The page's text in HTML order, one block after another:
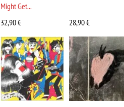
Might Get...
32,90€ 28,90€